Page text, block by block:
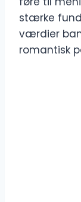
stærke
værdier
romantisk